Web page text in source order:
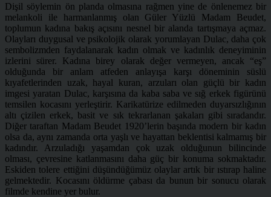
Dişil söylemin ön planda olmasına rağmen yine de önlenemez bir
melankoli ile harmanlanmış olan Güler Yüzlü Madam Beudet,
toplumun kadına bakış açısını nesnel bir alanda tartışmaya açmaz.
Olayları duygusal ve psikolojik olarak yorumlayan Dulac, daha çok
sembolizmden faydalanarak kadın olmak ve kadınlık deneyiminin
izlerini sürer. Kadına birey olarak değer vermeyen, ancak “eş”
olduğunda bir anlam atfeden anlayışa karşı döneminin süslü
kıyafetlerinden uzak, hayal kuran, arzuları olan güçlü bir kadın
imgesi yaratan Dulac, karşısına da kaba saba ve sığ erkek figürünü
temsilen kocasını yerleştirir. Karikatürize edilmeden duyarsızlığının
altı çizilen erkek, basit ve sık tekrarlanan şakaları gibi sıradandır.
Diğer taraftan Madam Beudet 1920’lerin başında modern bir kadın
olsa da, aynı zamanda orta yaşlı ve hayattan beklentisi kalmamış bir
kadındır. Arzuladığı yaşamdan çok uzak olduğunun bilincinde
olması, çevresine katlanmasını daha güç bir konuma sokmaktadır.
Eskiden tolere ettiğini düşündüğümüz olaylar artık bir ıstırap haline
gelmektedir. Kocasını öldürme çabası da bunun bir sonucu olarak
filmde kendine yer bulur.